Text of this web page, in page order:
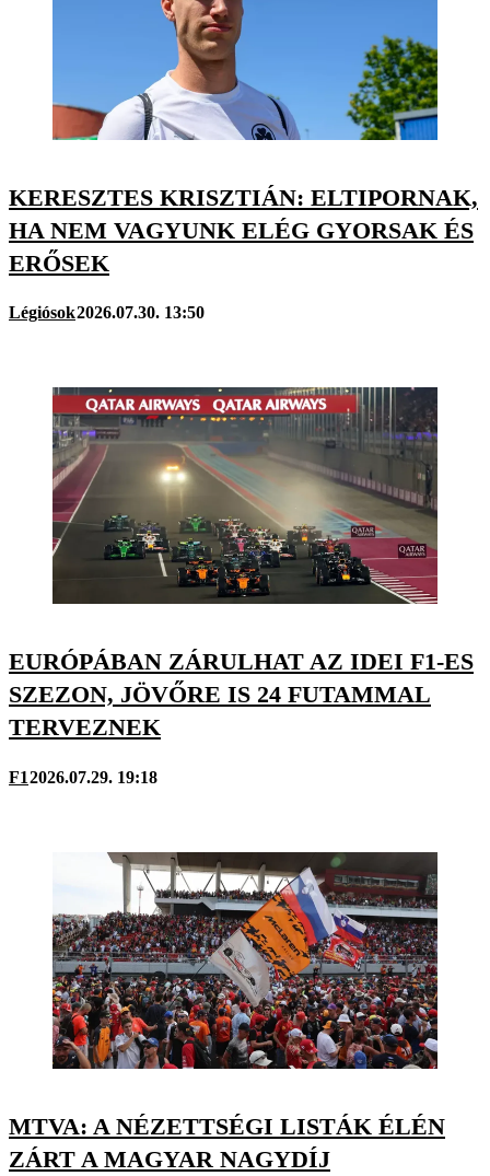
KERESZTES KRISZTIÁN: ELTIPORNAK,
HA NEM VAGYUNK ELÉG GYORSAK ÉS
ERŐSEK
Légiósok2026.07.30. 13:50
EURÓPÁBAN ZÁRULHAT AZ IDEI F1-ES
SZEZON, JÖVŐRE IS 24 FUTAMMAL
TERVEZNEK
F12026.07.29. 19:18
MTVA: A NÉZETTSÉGI LISTÁK ÉLÉN
ZÁRT A MAGYAR NAGYDÍJ